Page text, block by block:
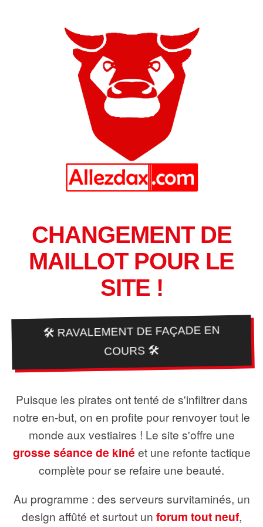
CHANGEMENT DE
MAILLOT POUR LE
SITE !
🛠️ RAVALEMENT DE FAÇADE EN
COURS 🛠️
Puisque les pirates ont tenté de s'infiltrer dans
notre en-but, on en profite pour renvoyer tout le
monde aux vestiaires ! Le site s'offre une
grosse séance de kiné et une refonte tactique
complète pour se refaire une beauté.
Au programme : des serveurs survitaminés, un
design affûté et surtout un forum tout neuf,